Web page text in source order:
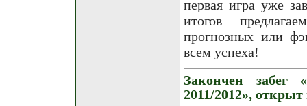
первая игра уже
итогов
прогнозных или
всем успеха!
Закончен забег
2011/2012»,